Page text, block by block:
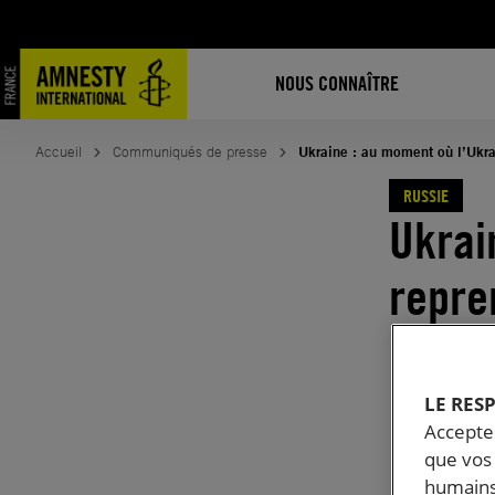
NOUS CONNAÎTRE
contenu
Accueil Communiqués de presse Ukraine : au moment où
RUSSIE
de
de
LE
que